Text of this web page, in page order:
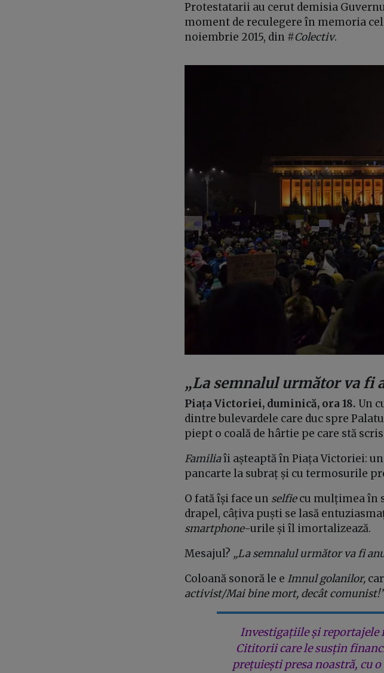
Protestatarii au cerut demisia
moment de reculegere în memoria
noiembrie 2015, din #Colectiv.
„La semnalul următor va fi
Piața Victoriei, duminică, ora 18. Un
dintre bulevardele care duc spre
piept o coală de hârtie pe care stă scris
Familiaîi așteaptă în Piața Victoriei:
pancarte la subraț și cu termosurile
O fată își face un selfiecu mulțimea în
drapel, câțiva puști se lasă
smartphone-urile și îl imortalizează.
Mesajul? „La semnalul următor va fi
Coloană sonoră le e Imnul golanilor,
activist/Mai bine mort, decât
Investigațiile și reportajele
Cititorii care le susțin
prețuiești presa noastră, cu